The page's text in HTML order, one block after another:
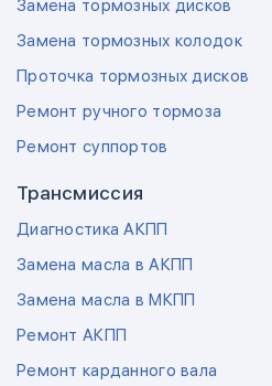
Замена тормозных дисков
Замена тормозных колодок
Проточка тормозных дисков
Ремонт ручного тормоза
Ремонт суппортов
Трансмиссия
Диагностика АКПП
Замена масла в АКПП
Замена масла в МКПП
Ремонт АКПП
Ремонт карданного вала